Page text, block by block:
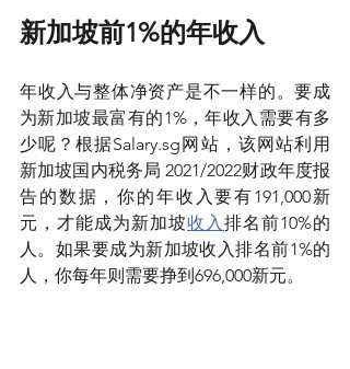
新加坡前1%的年收入
年收入与整体净资产是不一样的。要成
为新加坡最富有的1%，年收入需要有多
少呢？根据Salary.sg网站，该网站利用
新加坡国内税务局 2021/2022财政年度报
告的数据，你的年收入要有191,000新
元，才能成为新加坡收入 排名前10%的
人。如果要成为新加坡收入排名前1%的
人，你每年则需要挣到696,000新元。